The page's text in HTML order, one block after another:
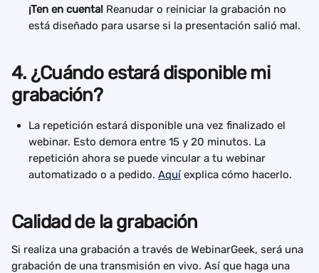
¡Ten en cuenta! Reanudar o reiniciar la grabación no
está diseñado para usarse si la presentación salió mal.
4. ¿Cuándo estará disponible mi
grabación?
La repetición estará disponible una vez finalizado el
webinar. Esto demora entre 15 y 20 minutos. La
repetición ahora se puede vincular a tu webinar
automatizado o a pedido. Aquí explica cómo hacerlo.
Calidad de la grabación
Si realiza una grabación a través de WebinarGeek, será una
grabación de una transmisión en vivo. Así que haga una